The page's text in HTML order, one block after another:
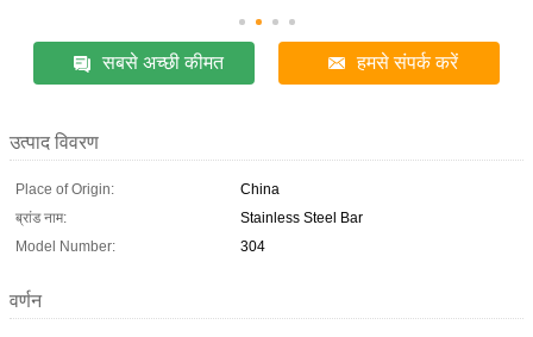
सबसे अच्छी कीमत हमसे संपर्क करें
उत्पाद विवरण
Place of Origin:
China
ब्रांड नाम:
Stainless Steel Bar
Model Number:
304
वर्णन